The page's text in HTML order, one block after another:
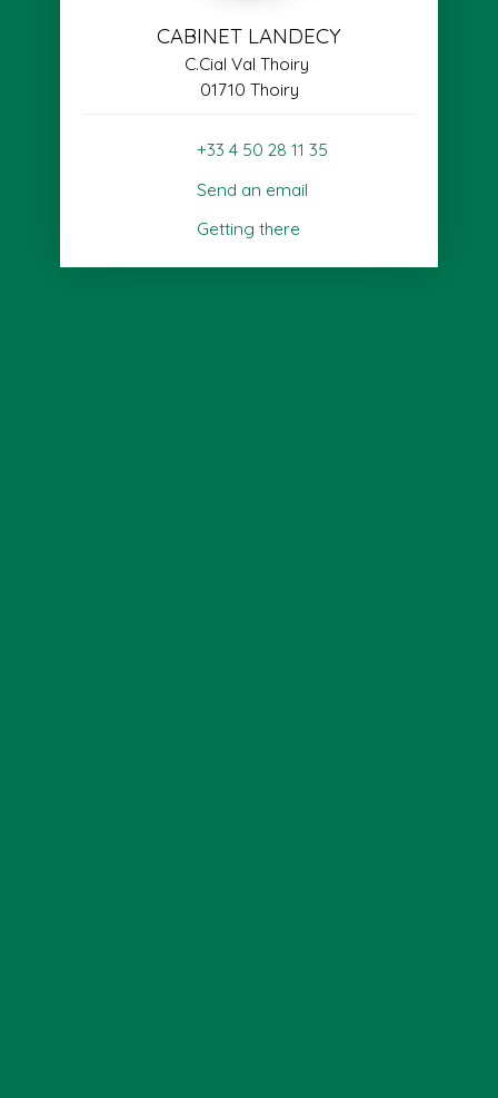
CABINET LANDECY
C.Cial Val Thoiry
01710 Thoiry
+33 4 50 28 11 35
Send an email
Getting there